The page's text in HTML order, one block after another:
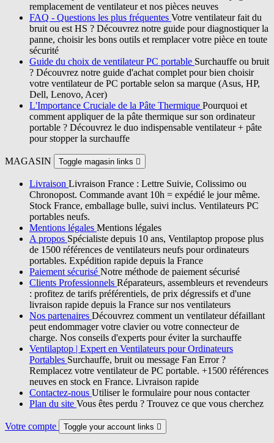
remplacement de ventilateur et nos pièces neuves
FAQ - Questions les plus fréquentes Votre ventilateur fait du
bruit ou est HS ? Découvrez notre guide pour diagnostiquer la
panne, choisir les bons outils et remplacer votre pièce en toute
sécurité
Guide du choix de ventilateur PC portable Surchauffe ou bruit
? Découvrez notre guide d'achat complet pour bien choisir
votre ventilateur de PC portable selon sa marque (Asus, HP,
Dell, Lenovo, Acer)
L'Importance Cruciale de la Pâte Thermique Pourquoi et
comment appliquer de la pâte thermique sur son ordinateur
portable ? Découvrez le duo indispensable ventilateur + pâte
pour stopper la surchauffe
MAGASIN Toggle magasin links 
Livraison Livraison France : Lettre Suivie, Colissimo ou
Chronopost. Commande avant 10h = expédié le jour même.
Stock France, emballage bulle, suivi inclus. Ventilateurs PC
portables neufs.
Mentions légales Mentions légales
A propos Spécialiste depuis 10 ans, Ventilaptop propose plus
de 1500 références de ventilateurs neufs pour ordinateurs
portables. Expédition rapide depuis la France
Paiement sécurisé Notre méthode de paiement sécurisé
Clients Professionnels Réparateurs, assembleurs et revendeurs
: profitez de tarifs préférentiels, de prix dégressifs et d'une
livraison rapide depuis la France sur nos ventilateurs
Nos partenaires Découvrez comment un ventilateur défaillant
peut endommager votre clavier ou votre connecteur de
charge. Nos conseils d'experts pour éviter la surchauffe
Ventilaptop | Expert en Ventilateurs pour Ordinateurs
Portables Surchauffe, bruit ou message Fan Error ?
Remplacez votre ventilateur de PC portable. +1500 références
neuves en stock en France. Livraison rapide
Contactez-nous Utiliser le formulaire pour nous contacter
Plan du site Vous êtes perdu ? Trouvez ce que vous cherchez
Votre compte Toggle your account links 